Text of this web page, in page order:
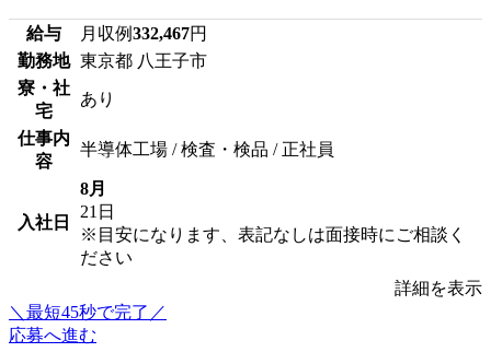
給与 月収例332,467円
勤務地 東京都 八王子市
寮・社
宅
あり
仕事内
容
半導体工場 / 検査・検品 / 正社員
入社日
8月
21日
※目安になります、表記なしは面接時にご相談く
ださい
詳細を表示
＼最短45秒で完了／
応募へ進む